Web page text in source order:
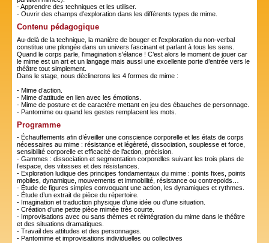
- Apprendre des techniques et les utiliser.
- Ouvrir des champs d’exploration dans les différents types de mime.
Contenu pédagogique
Au-delà de la technique, la manière de bouger et l’exploration du non-verbal
constitue une plongée dans un univers fascinant et parlant à tous les sens.
Quand le corps parle, l'imagination s'élance ! C’est alors le moment de jouer car
le mime est un art et un langage mais aussi une excellente porte d’entrée vers le
théâtre tout simplement.
Dans le stage, nous déclinerons les 4 formes de mime :
- Mime d’action.
- Mime d’attitude en lien avec les émotions.
- Mime de posture et de caractère mettant en jeu des ébauches de personnage.
- Pantomime ou quand les gestes remplacent les mots.
Programme
- Échauffements afin d’éveiller une conscience corporelle et les états de corps
nécessaires au mime : résistance et légèreté, dissociation, souplesse et force,
sensibilité corporelle et efficacité de l’action, précision.
- Gammes : dissociation et segmentation corporelles suivant les trois plans de
l’espace, des vitesses et des résistances.
- Exploration ludique des principes fondamentaux du mime : points fixes, points
mobiles, dynamique, mouvements et immobilité, résistance ou contrepoids…
- Étude de figures simples convoquant une action, les dynamiques et rythmes.
- Étude d’un extrait de pièce du répertoire.
- Imagination et traduction physique d’une idée ou d’une situation.
- Création d’une petite pièce mimée très courte.
- Improvisations avec ou sans thèmes et réintégration du mime dans le théâtre
et des situations dramatiques.
- Travail des attitudes et des personnages.
- Pantomime et improvisations individuelles ou collectives